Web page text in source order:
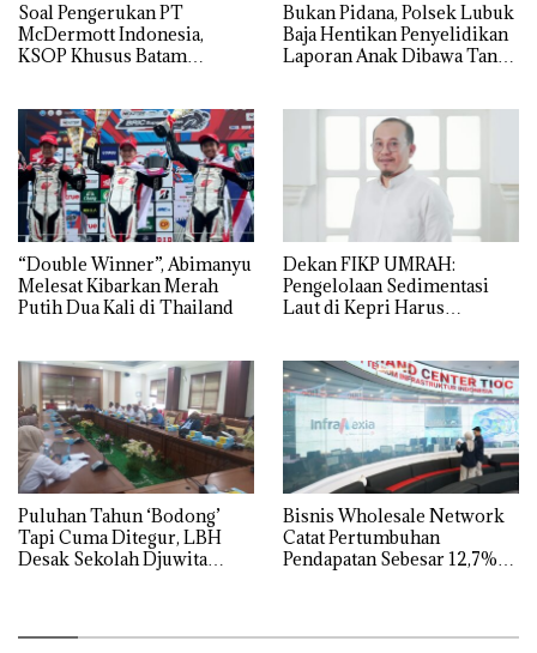
‎Soal Pengerukan PT
McDermott Indonesia,
KSOP Khusus Batam
Bukan Pidana, Polsek Lubuk
Baja Hentikan Penyelidikan
Laporan Anak Dibawa Tanpa
“Double Winner”, Abimanyu
Melesat Kibarkan Merah
Putih Dua Kali di Thailand
Dekan FIKP UMRAH:
Pengelolaan Sedimentasi
Laut di Kepri Harus
dengan Konservasi
Puluhan Tahun ‘Bodong’
Tapi Cuma Ditegur, LBH
Desak Sekolah Djuwita
Bisnis Wholesale Network
Catat Pertumbuhan
Pendapatan Sebesar 12,7%